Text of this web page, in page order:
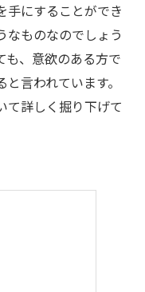
手にすることができ
なものなのでしょう
も、意欲のある方で
言われています。
て詳しく掘り下げて